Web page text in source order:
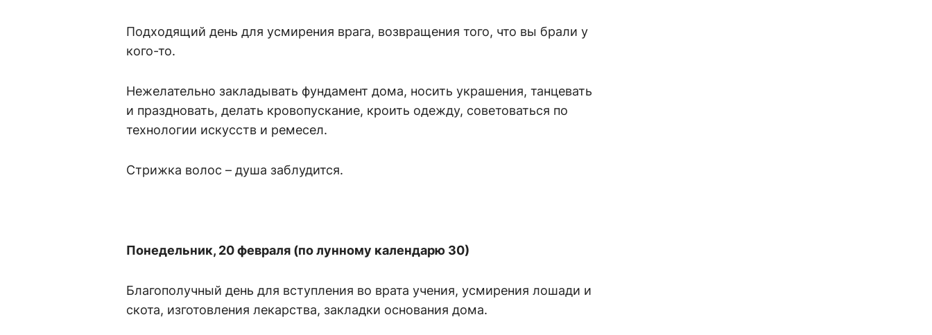
Подходящий день для усмирения врага, возвращения того, что вы брали у
кого-то.
Нежелательно закладывать фундамент дома, носить украшения, танцевать
и праздновать, делать кровопускание, кроить одежду, советоваться по
технологии искусств и ремесел.
Стрижка волос – душа заблудится.
Понедельник, 20 февраля (по лунному календарю 30)
Благополучный день для вступления во врата учения, усмирения лошади и
скота, изготовления лекарства, закладки основания дома.